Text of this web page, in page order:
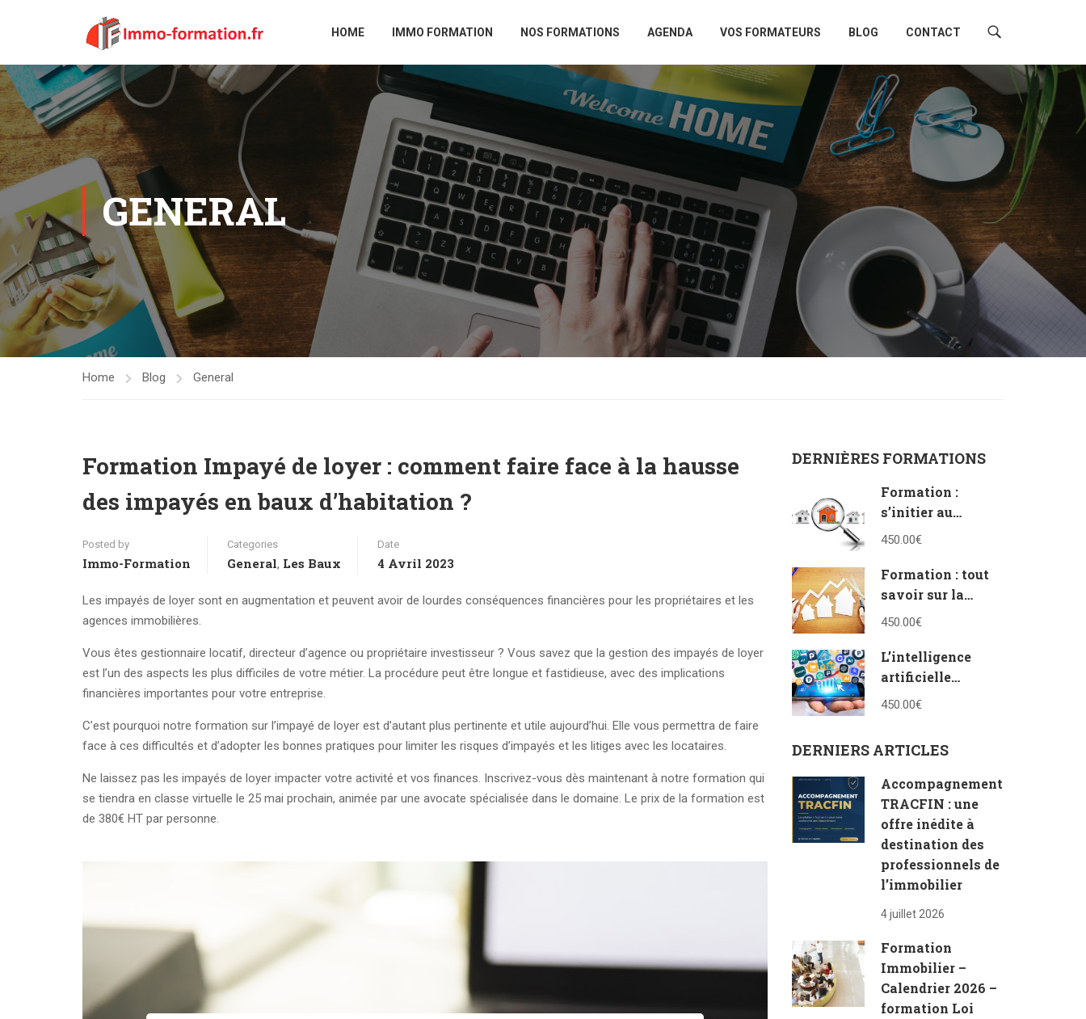
HOME IMMO FORMATION NOS FORMATIONS AGENDA VOS FORMATEURS BLOG CONTACT
GENERAL
Home Blog General
Formation Impayé de loyer : comment faire face à la hausse
des impayés en baux d’habitation ?
Posted by
Immo-Formation
Categories
General, Les Baux
Date
4 Avril 2023
Les impayés de loyer sont en augmentation et peuvent avoir de lourdes conséquences financières pour les propriétaires et les
agences immobilières.
Vous êtes gestionnaire locatif, directeur d’agence ou propriétaire investisseur ? Vous savez que la gestion des impayés de loyer
est l’un des aspects les plus difficiles de votre métier. La procédure peut être longue et fastidieuse, avec des implications
financières importantes pour votre entreprise.
C’est pourquoi notre formation sur l’impayé de loyer est d’autant plus pertinente et utile aujourd’hui. Elle vous permettra de faire
face à ces difficultés et d’adopter les bonnes pratiques pour limiter les risques d’impayés et les litiges avec les locataires.
Ne laissez pas les impayés de loyer impacter votre activité et vos finances. Inscrivez-vous dès maintenant à notre formation qui
se tiendra en classe virtuelle le 25 mai prochain, animée par une avocate spécialisée dans le domaine. Le prix de la formation est
de 380€ HT par personne.
DERNIÈRES FORMATIONS
Formation :
s’initier au
vocabulaire de
450.00€
Formation : tout
savoir sur la
vente en bloc et à
450.00€
L’intelligence
artificielle
appliquée à
450.00€
DERNIERS ARTICLES
Accompagnement
TRACFIN : une
offre inédite à
destination des
professionnels de
l’immobilier
4 juillet 2026
Formation
Immobilier –
Calendrier 2026 –
formation Loi